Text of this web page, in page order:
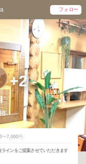
フォロー
月 +2
〜7,000円
インをご提案させていただきます